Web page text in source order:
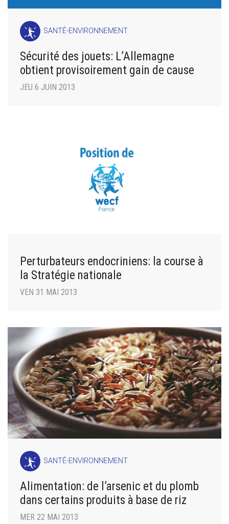
SANTÉ-ENVIRONNEMENT
Sécurité des jouets: L’Allemagne
obtient provisoirement gain de cause
JEU 6 JUIN 2013
Perturbateurs endocriniens: la course à
la Stratégie nationale
VEN 31 MAI 2013
SANTÉ-ENVIRONNEMENT
Alimentation: de l’arsenic et du plomb
dans certains produits à base de riz
MER 22 MAI 2013